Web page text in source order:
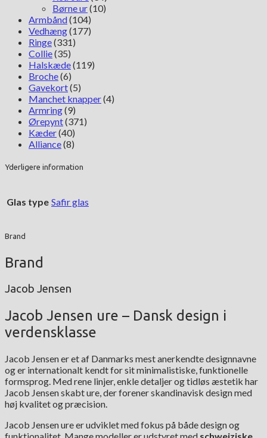
Børne ur(10)
Armbånd(104)
Vedhæng(177)
Ringe(331)
Collie(35)
Halskæde(119)
Broche(6)
Gavekort(5)
Manchet knapper(4)
Armring(9)
Ørepynt(371)
Kæder(40)
Alliance(8)
Yderligere information
Glas type Safir glas
Brand
Brand
Jacob Jensen
Jacob Jensen ure – Dansk design i
verdensklasse
Jacob Jensen er et af Danmarks mest anerkendte designnavne
og er internationalt kendt for sit minimalistiske, funktionelle
formsprog. Med rene linjer, enkle detaljer og tidløs æstetik har
Jacob Jensen skabt ure, der forener skandinavisk design med
høj kvalitet og præcision.
Jacob Jensen ure er udviklet med fokus på både design og